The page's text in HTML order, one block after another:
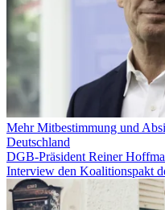
Mehr Mitbestimmung und
Deutschland
DGB-Präsident Reiner
Interview den Koalitionspakt